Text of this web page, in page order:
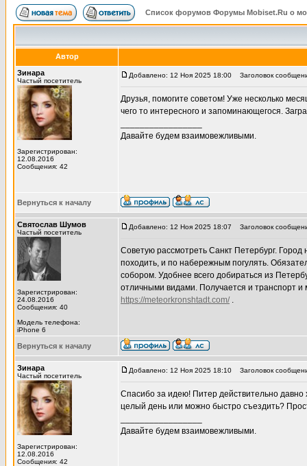
Список форумов Форумы Mobiset.Ru о
Автор
Зинара
Частый посетитель
Зарегистрирован:
12.08.2016
Сообщения: 42
Добавлено: 12 Ноя 2025 18:00 Заголовок
Друзья, помогите советом! Уже несколько
чего то интересного и запоминающегося.
Давайте будем взаимовежливыми.
Вернуться к началу
Святослав Шумов
Частый посетитель
Зарегистрирован:
24.08.2016
Сообщения: 40
Модель телефона:
iPhone 6
Добавлено: 12 Ноя 2025 18:07 Заголовок
Советую рассмотреть Санкт Петербург.
походить, и по набережным погулять.
собором. Удобнее всего добираться из
отличными видами. Получается и транспорт и
https://meteorkronshtadt.com/.
Вернуться к началу
Зинара
Частый посетитель
Зарегистрирован:
12.08.2016
Сообщения: 42
Добавлено: 12 Ноя 2025 18:10 Заголовок
Спасибо за идею! Питер действительно давно
целый день или можно быстро съездить?
Давайте будем взаимовежливыми.